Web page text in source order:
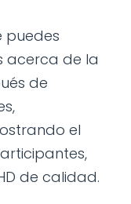
puedes
acerca de la
de
el
de calidad.